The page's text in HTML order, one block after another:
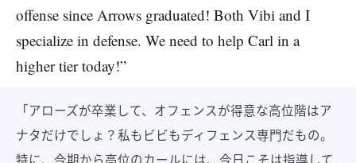
offense since Arrows graduated! Both Vibi and I
specialize in defense. We need to help Carl in a
higher tier today!”
「アローズが卒業して、オフェンスが得意な高位階はア
ナタだけでしょ？私もビビもディフェンス専門だもの。
特に、今期から高位のカールには、今日こそは指導して